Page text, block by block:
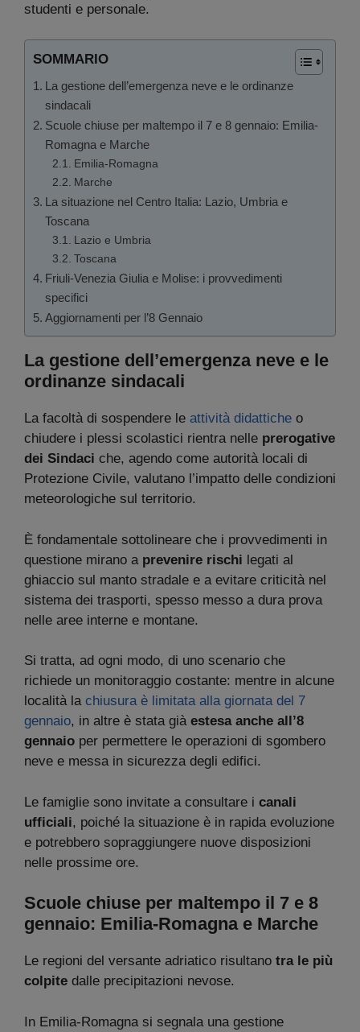
studenti e personale.
SOMMARIO
La gestione dell’emergenza neve e le ordinanze
sindacali
Scuole chiuse per maltempo il 7 e 8 gennaio: Emilia-
Romagna e Marche
Emilia-Romagna
Marche
La situazione nel Centro Italia: Lazio, Umbria e
Toscana
Lazio e Umbria
Toscana
Friuli-Venezia Giulia e Molise: i provvedimenti
specifici
Aggiornamenti per l’8 Gennaio
La gestione dell’emergenza neve e le
ordinanze sindacali
La facoltà di sospendere le attività didattiche o
chiudere i plessi scolastici rientra nelle prerogative
dei Sindaci che, agendo come autorità locali di
Protezione Civile, valutano l’impatto delle condizioni
meteorologiche sul territorio.
È fondamentale sottolineare che i provvedimenti in
questione mirano a prevenire rischi legati al
ghiaccio sul manto stradale e a evitare criticità nel
sistema dei trasporti, spesso messo a dura prova
nelle aree interne e montane.
Si tratta, ad ogni modo, di uno scenario che
richiede un monitoraggio costante: mentre in alcune
località la chiusura è limitata alla giornata del 7
gennaio, in altre è stata già estesa anche all’8
gennaio per permettere le operazioni di sgombero
neve e messa in sicurezza degli edifici.
Le famiglie sono invitate a consultare i canali
ufficiali, poiché la situazione è in rapida evoluzione
e potrebbero sopraggiungere nuove disposizioni
nelle prossime ore.
Scuole chiuse per maltempo il 7 e 8
gennaio: Emilia-Romagna e Marche
Le regioni del versante adriatico risultano tra le più
colpite dalle precipitazioni nevose.
In Emilia-Romagna si segnala una gestione